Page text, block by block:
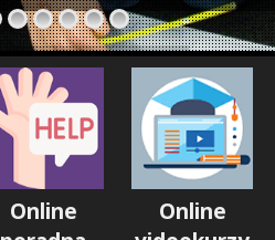
Online
Online